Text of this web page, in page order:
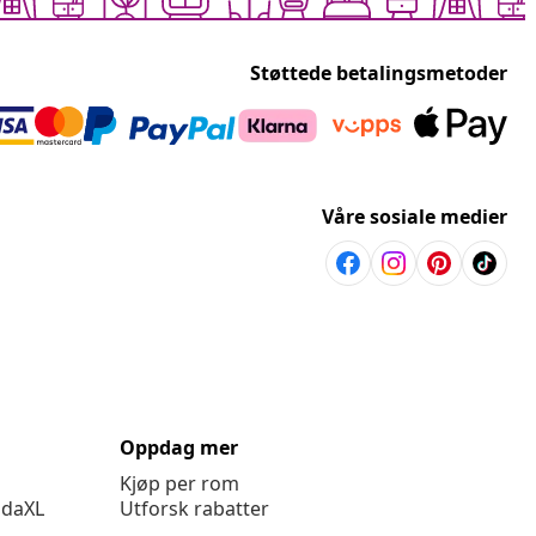
Støttede betalingsmetoder
Våre sosiale medier
Oppdag mer
Kjøp per rom
Utforsk rabatter